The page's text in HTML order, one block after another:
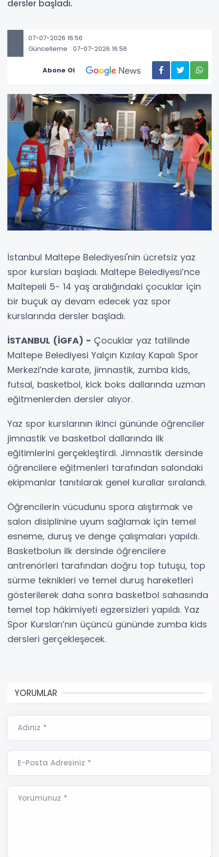
dersler başladı.
07-07-2026 16:56
Güncelleme : 07-07-2026 16:56
Abone Ol
İstanbul Maltepe Belediyesi'nin ücretsiz yaz
spor kursları başladı. Maltepe Belediyesi’nce
Maltepeli 5- 14 yaş aralığındaki çocuklar için
bir buçuk ay devam edecek yaz spor
kurslarında dersler başladı.
İSTANBUL (İGFA) - Çocuklar yaz tatilinde
Maltepe Belediyesi Yalçın Kızılay Kapalı Spor
Merkezi’nde karate, jimnastik, zumba kids,
futsal, basketbol, kick boks dallarında uzman
eğitmenlerden dersler alıyor.
Yaz spor kurslarının ikinci gününde öğrenciler
jimnastik ve basketbol dallarında ilk
eğitimlerini gerçekleştirdi. Jimnastik dersinde
öğrencilere eğitmenleri tarafından salondaki
ekipmanlar tanıtılarak genel kurallar sıralandı.
Öğrencilerin vücudunu spora alıştırmak ve
salon disiplinine uyum sağlamak için temel
esneme, duruş ve denge çalışmaları yapıldı.
Basketbolun ilk dersinde öğrencilere
antrenörleri tarafından doğru top tutuşu, top
sürme teknikleri ve temel duruş hareketleri
gösterilerek daha sonra basketbol sahasında
temel top hâkimiyeti egzersizleri yapıldı. Yaz
Spor Kursları’nın üçüncü gününde zumba kids
dersleri gerçekleşecek.
YORUMLAR
Adınız *
E-Posta Adresiniz *
Yorumunuz *